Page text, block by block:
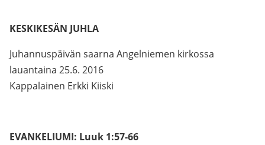
KESKIKESÄN JUHLA
Juhannuspäivän saarna Angelniemen kirkossa
lauantaina 25.6. 2016
Kappalainen Erkki Kiiski
EVANKELIUMI: Luuk 1:57-66